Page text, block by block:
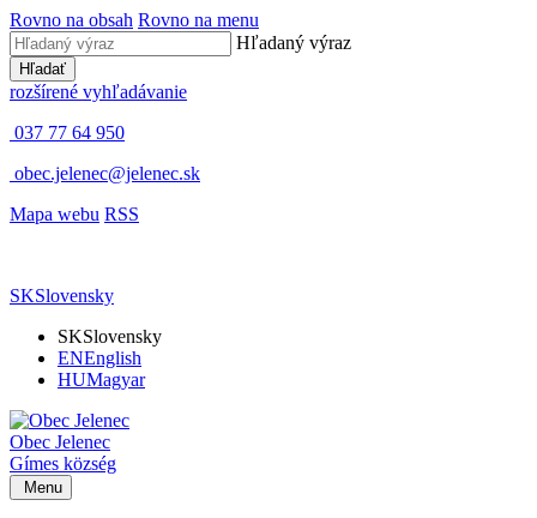
Rovno na obsah Rovno na menu
Hľadaný výraz
Hľadať
rozšírené vyhľadávanie
037 77 64 950
obec.jelenec@jelenec.sk
Mapa webu RSS
SKSlovensky
SKSlovensky
ENEnglish
HUMagyar
Obec Jelenec
Gímes község
Menu